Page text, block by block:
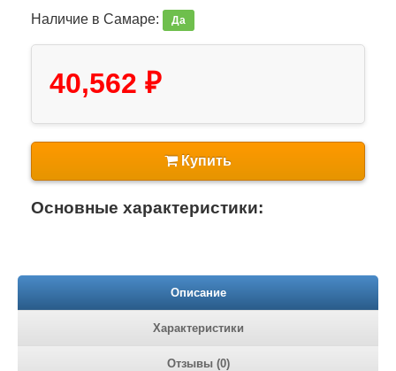
Наличие в Самаре: Да
40,562 ₽
Купить
Основные характеристики:
Описание
Характеристики
Отзывы (0)